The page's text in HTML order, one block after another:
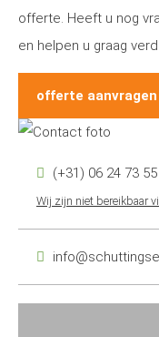
offerte. Heeft u nog
en helpen u graag
offerte aanvragen
(+31) 06 24 73 55
Wij zijn niet bereikbaar